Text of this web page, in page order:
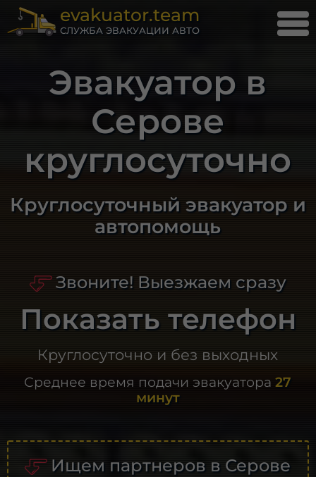
evakuator.team
СЛУЖБА ЭВАКУАЦИИ АВТО
Эвакуатор в
Серове
круглосуточно
Круглосуточный эвакуатор и
автопомощь
Звоните! Выезжаем сразу
Показать телефон
Круглосуточно и без выходных
Среднее время подачи эвакуатора27
минут
Ищем партнеров в Серове